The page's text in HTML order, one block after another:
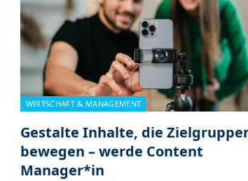
WIRTSCHAFT & MANAGEMENT
Gestalte Inhalte, die
bewegen – werde Content
Manager*in